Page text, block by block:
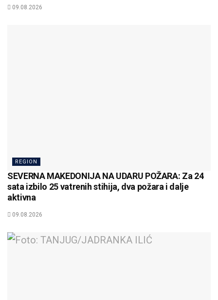
09.08.2026
REGION
SEVERNA MAKEDONIJA NA UDARU POŽARA: Za 24
sata izbilo 25 vatrenih stihija, dva požara i dalje
aktivna
09.08.2026